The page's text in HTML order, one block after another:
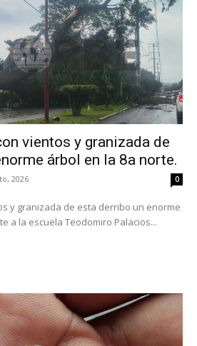
vientos y granizada de
árbol en la 8a norte.
2026 0
y granizada de esta derribo un enorme
árbol en la 8a norte. Frente a la escuela Teodomiro Palacios...